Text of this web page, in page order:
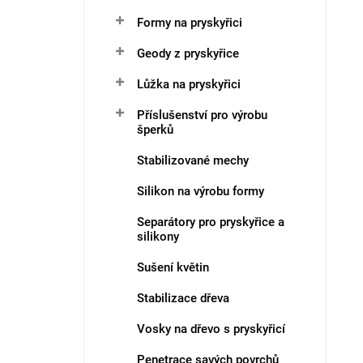
Formy na pryskyřici
Geody z pryskyřice
Lůžka na pryskyřici
Příslušenství pro výrobu
šperků
Stabilizované mechy
Silikon na výrobu formy
Separátory pro pryskyřice a
silikony
Sušení květin
Stabilizace dřeva
Vosky na dřevo s pryskyřicí
Penetrace savých povrchů